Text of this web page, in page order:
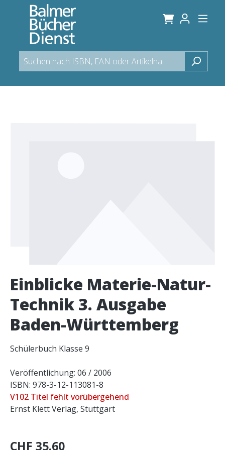
springen
Einblicke Materie-Natur-
Technik 3. Ausgabe
Baden-Württemberg
Schülerbuch Klasse 9
Veröffentlichung: 06 / 2006
ISBN: 978-3-12-113081-8
V102 Titel fehlt vorübergehend
Ernst Klett Verlag, Stuttgart
CHF 35.60